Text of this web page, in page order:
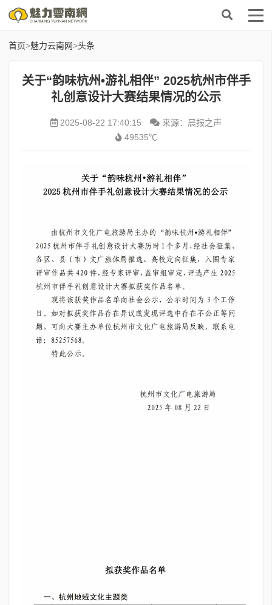
首页>魅力云南网>头条
关于“韵味杭州•游礼相伴” 2025杭州市伴手
礼创意设计大赛结果情况的公示
2025-08-22 17:40:15
来源：晨报之声
49535℃